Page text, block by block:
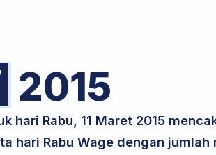
2015
hari Rabu, 11 Maret 2015
hari Rabu Wage dengan jumlah